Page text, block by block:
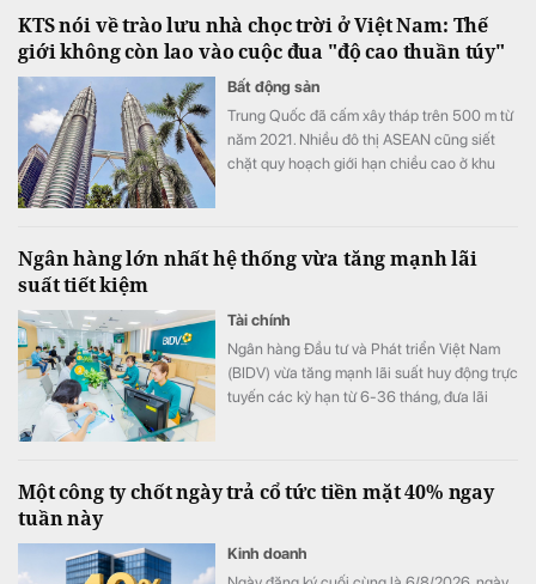
KTS nói về trào lưu nhà chọc trời ở Việt Nam: Thế
giới không còn lao vào cuộc đua "độ cao thuần túy"
Bất động sản
Trung Quốc đã cấm xây tháp trên 500 m từ
năm 2021. Nhiều đô thị ASEAN cũng siết
chặt quy hoạch giới hạn chiều cao ở khu
Ngân hàng lớn nhất hệ thống vừa tăng mạnh lãi
suất tiết kiệm
Tài chính
Ngân hàng Đầu tư và Phát triển Việt Nam
(BIDV) vừa tăng mạnh lãi suất huy động trực
tuyến các kỳ hạn từ 6-36 tháng, đưa lãi
Một công ty chốt ngày trả cổ tức tiền mặt 40% ngay
tuần này
Kinh doanh